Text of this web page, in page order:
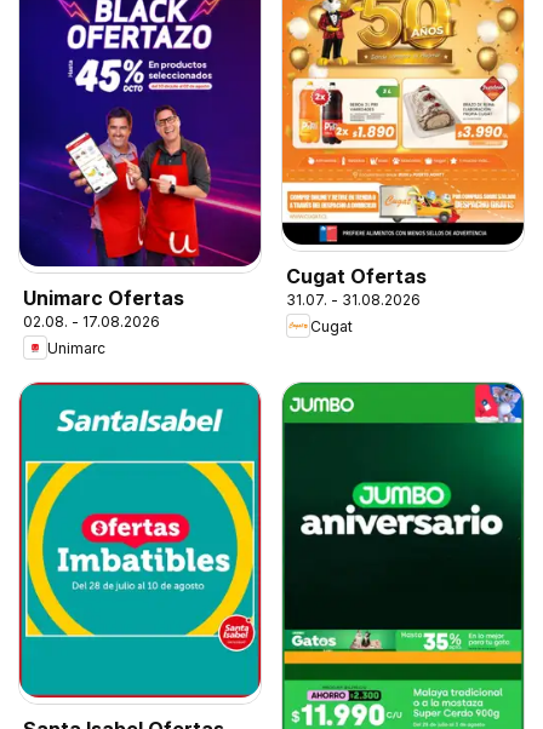
Unimarc Ofertas
02.08. - 17.08.2026
Unimarc
Cugat Ofertas
31.07. - 31.08.2026
Cugat